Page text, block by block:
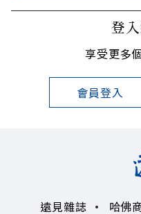
登
享受更多
會員登入
遠見雜誌 哈佛